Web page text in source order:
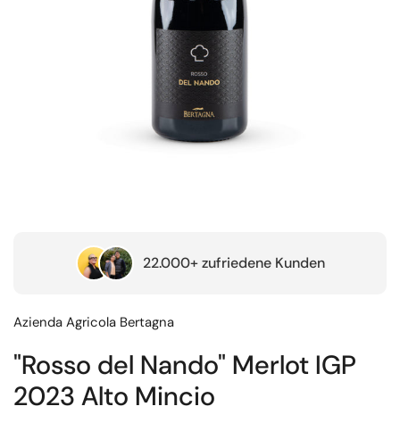
22.000+ zufriedene Kunden
Azienda Agricola Bertagna
"Rosso del Nando" Merlot IGP
2023 Alto Mincio